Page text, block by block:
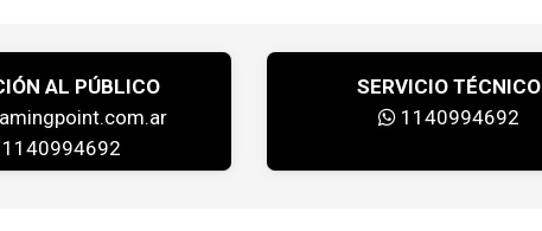
AL PÚBLICO
SERVICIO TÉCNICO
1140994692